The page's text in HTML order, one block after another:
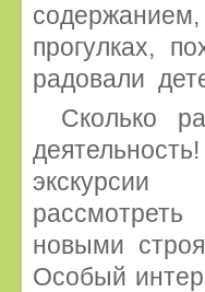
прогулках,
радовали
Сколько
экскурсии
рассмотреть
новыми
Особый